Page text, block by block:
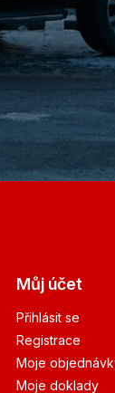
Můj účet
Přihlásit se
Registrace
Moje
Moje doklady